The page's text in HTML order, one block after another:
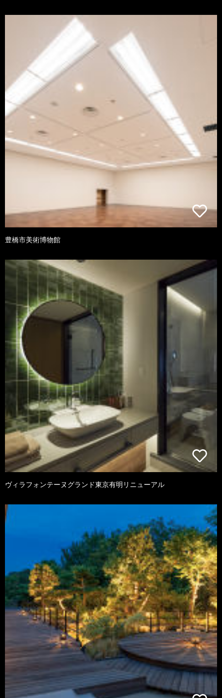
豊橋市美術博物館
ヴィラフォンテーヌグランド東京有明リニューアル